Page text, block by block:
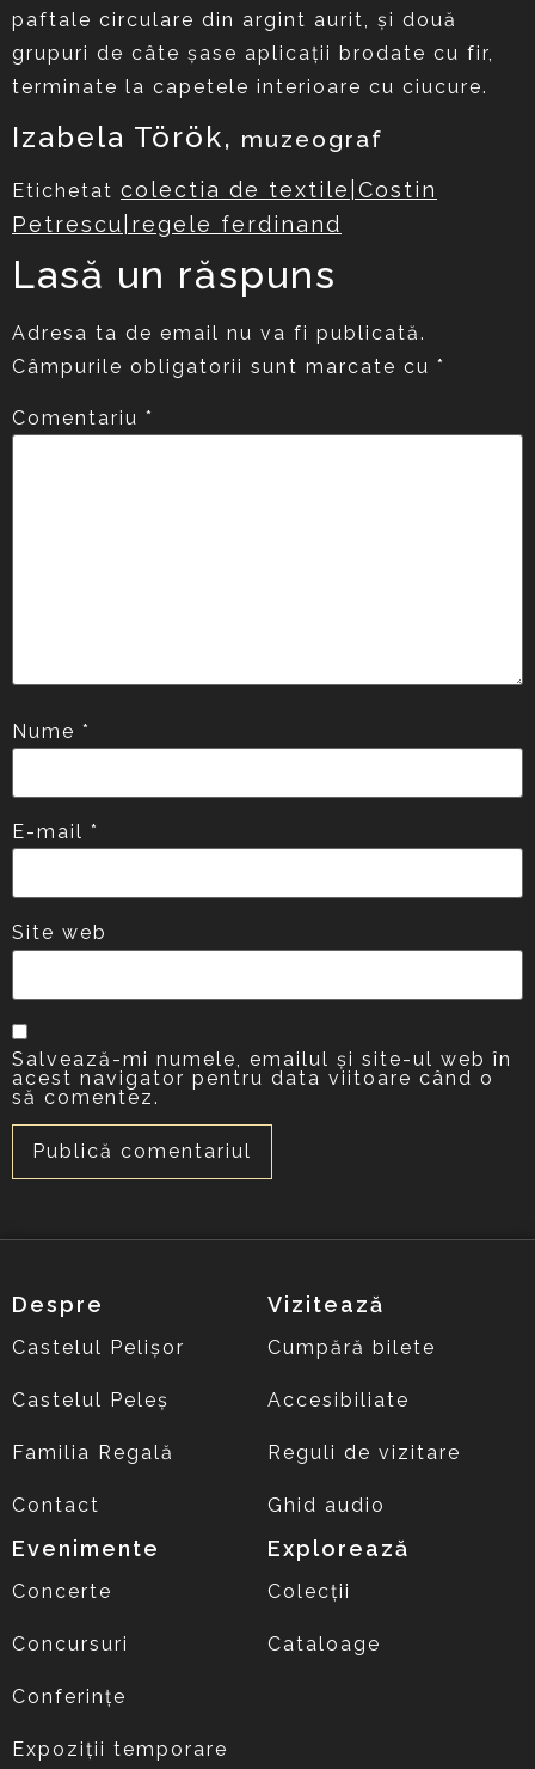
paftale circulare din argint aurit, şi două
grupuri de câte şase aplicaţii brodate cu fir,
terminate la capetele interioare cu ciucure.
Izabela Török, muzeograf
Etichetat colectia de textile|Costin
Petrescu|regele ferdinand
Lasă un răspuns
Adresa ta de email nu va fi publicată.
Câmpurile obligatorii sunt marcate cu *
Comentariu *
Nume *
E-mail *
Site web
Salvează-mi numele, emailul și site-ul web în
acest navigator pentru data viitoare când o
să comentez.
Despre
Castelul Pelișor
Castelul Peleș
Familia Regală
Contact
Vizitează
Cumpără bilete
Accesibiliate
Reguli de vizitare
Ghid audio
Evenimente
Concerte
Concursuri
Conferințe
Expoziții temporare
Explorează
Colecții
Cataloage